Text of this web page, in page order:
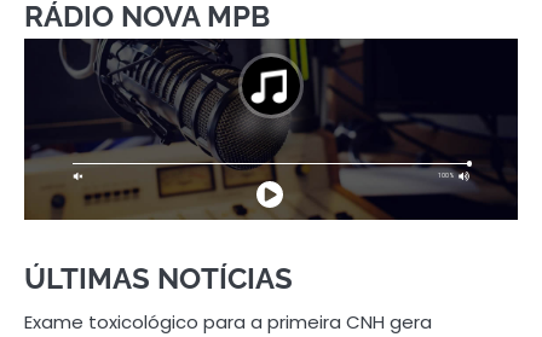
RÁDIO NOVA MPB
ÚLTIMAS NOTÍCIAS
Exame toxicológico para a primeira CNH gera